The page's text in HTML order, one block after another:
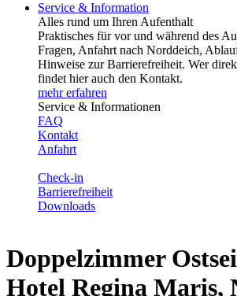
Service & Information
Alles rund um Ihren Aufenthalt
Praktisches für vor und während des
Fragen, Anfahrt nach Norddeich,
Hinweise zur Barrierefreiheit. Wer
findet hier auch den Kontakt.
mehr erfahren
Service & Informationen
FAQ
Kontakt
Anfahrt
Check-in
Barrierefreiheit
Downloads
Doppelzimmer
Hotel Regina Maris,